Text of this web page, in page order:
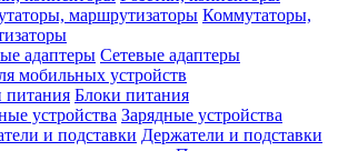
Коммутаторы,
Сетевые адаптеры
мобильных устройств
Блоки питания
Зарядные устройства
Держатели и подставки